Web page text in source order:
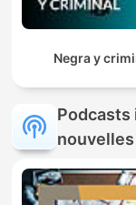
Negra y
Podcasts
nouvelles